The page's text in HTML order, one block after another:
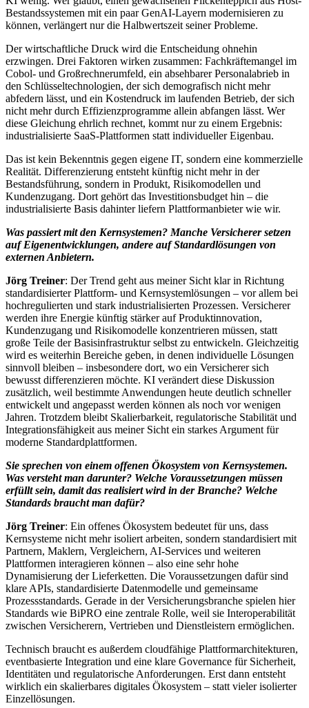
Bestandssystemen mit ein paar GenAI-Layern modernisieren zu
können, verlängert nur die Halbwertszeit seiner Probleme.
Der wirtschaftliche Druck wird die Entscheidung ohnehin
erzwingen. Drei Faktoren wirken zusammen: Fachkräftemangel im
Cobol- und Großrechnerumfeld, ein absehbarer Personalabrieb in
den Schlüsseltechnologien, der sich demografisch nicht mehr
abfedern lässt, und ein Kostendruck im laufenden Betrieb, der sich
nicht mehr durch Effizienzprogramme allein abfangen lässt. Wer
diese Gleichung ehrlich rechnet, kommt nur zu einem Ergebnis:
industrialisierte SaaS-Plattformen statt individueller Eigenbau.
Das ist kein Bekenntnis gegen eigene IT, sondern eine kommerzielle
Realität. Differenzierung entsteht künftig nicht mehr in der
Bestandsführung, sondern in Produkt, Risikomodellen und
Kundenzugang. Dort gehört das Investitionsbudget hin – die
industrialisierte Basis dahinter liefern Plattformanbieter wie wir.
Was passiert mit den Kernsystemen? Manche Versicherer setzen
auf Eigenentwicklungen, andere auf Standardlösungen von
externen Anbietern.
Jörg Treiner: Der Trend geht aus meiner Sicht klar in Richtung
standardisierter Plattform- und Kernsystemlösungen – vor allem bei
hochregulierten und stark industrialisierten Prozessen. Versicherer
werden ihre Energie künftig stärker auf Produktinnovation,
Kundenzugang und Risikomodelle konzentrieren müssen, statt
große Teile der Basisinfrastruktur selbst zu entwickeln. Gleichzeitig
wird es weiterhin Bereiche geben, in denen individuelle Lösungen
sinnvoll bleiben – insbesondere dort, wo ein Versicherer sich
bewusst differenzieren möchte. KI verändert diese Diskussion
zusätzlich, weil bestimmte Anwendungen heute deutlich schneller
entwickelt und angepasst werden können als noch vor wenigen
Jahren. Trotzdem bleibt Skalierbarkeit, regulatorische Stabilität und
Integrationsfähigkeit aus meiner Sicht ein starkes Argument für
moderne Standardplattformen.
Sie sprechen von einem offenen Ökosystem von Kernsystemen.
Was versteht man darunter? Welche Voraussetzungen müssen
erfüllt sein, damit das realisiert wird in der Branche? Welche
Standards braucht man dafür?
Jörg Treiner: Ein offenes Ökosystem bedeutet für uns, dass
Kernsysteme nicht mehr isoliert arbeiten, sondern standardisiert mit
Partnern, Maklern, Vergleichern, AI-Services und weiteren
Plattformen interagieren können – also eine sehr hohe
Dynamisierung der Lieferketten. Die Voraussetzungen dafür sind
klare APIs, standardisierte Datenmodelle und gemeinsame
Prozessstandards. Gerade in der Versicherungsbranche spielen hier
Standards wie BiPRO eine zentrale Rolle, weil sie Interoperabilität
zwischen Versicherern, Vertrieben und Dienstleistern ermöglichen.
Technisch braucht es außerdem cloudfähige Plattformarchitekturen,
eventbasierte Integration und eine klare Governance für Sicherheit,
Identitäten und regulatorische Anforderungen. Erst dann entsteht
wirklich ein skalierbares digitales Ökosystem – statt vieler isolierter
Einzellösungen.